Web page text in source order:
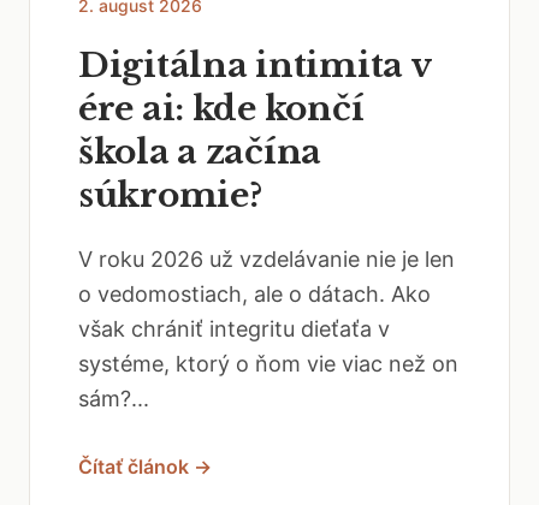
2. august 2026
Digitálna intimita v
ére ai: kde končí
škola a začína
súkromie?
V roku 2026 už vzdelávanie nie je len
o vedomostiach, ale o dátach. Ako
však chrániť integritu dieťaťa v
systéme, ktorý o ňom vie viac než on
sám?...
Čítať článok →